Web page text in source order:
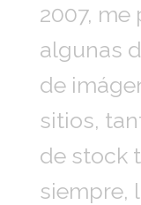
2007,
algunas
de
sitios,
de stock
siempre,